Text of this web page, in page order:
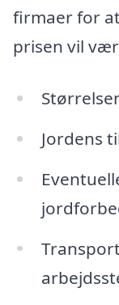
firmaer for
prisen vil
Jordens